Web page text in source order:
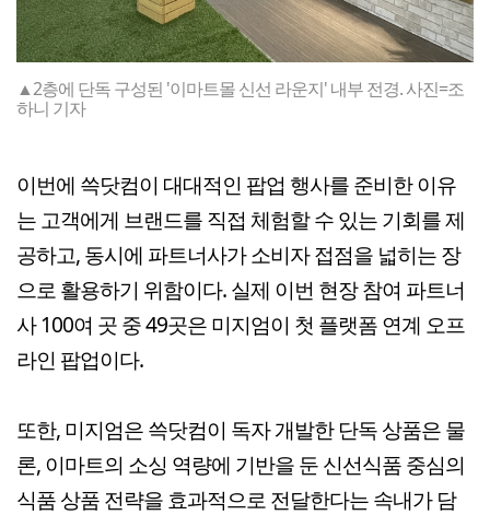
▲2층에 단독 구성된 '이마트몰 신선 라운지' 내부 전경. 사진=조
하니 기자
이번에 쓱닷컴이 대대적인 팝업 행사를 준비한 이유
는 고객에게 브랜드를 직접 체험할 수 있는 기회를 제
공하고, 동시에 파트너사가 소비자 접점을 넓히는 장
으로 활용하기 위함이다. 실제 이번 현장 참여 파트너
사 100여 곳 중 49곳은 미지엄이 첫 플랫폼 연계 오프
라인 팝업이다.
또한, 미지엄은 쓱닷컴이 독자 개발한 단독 상품은 물
론, 이마트의 소싱 역량에 기반을 둔 신선식품 중심의
식품 상품 전략을 효과적으로 전달한다는 속내가 담